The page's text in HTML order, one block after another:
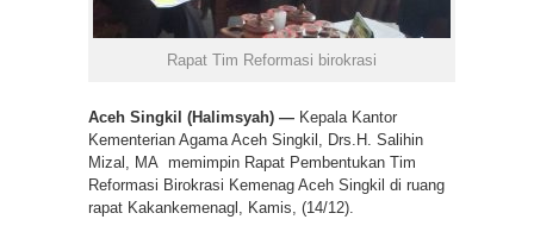
Rapat Tim Reformasi birokrasi
Aceh Singkil (Halimsyah) — Kepala Kantor
Kementerian Agama Aceh Singkil, Drs.H. Salihin
Mizal, MA memimpin Rapat Pembentukan Tim
Reformasi Birokrasi Kemenag Aceh Singkil di ruang
rapat Kakankemenagl, Kamis, (14/12).